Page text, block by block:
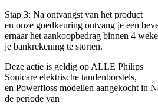
Stap 3: Na ontvangst van het product
en onze goedkeuring ontvang je een
ernaar het aankoopbedrag binnen 4
je bankrekening te storten.
Deze actie is geldig op ALLE Philips
Sonicare elektrische tandenborstels,
en Powerfloss modellen aangekocht in
de periode van